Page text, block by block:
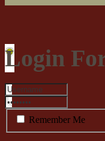
Login
Remember Me